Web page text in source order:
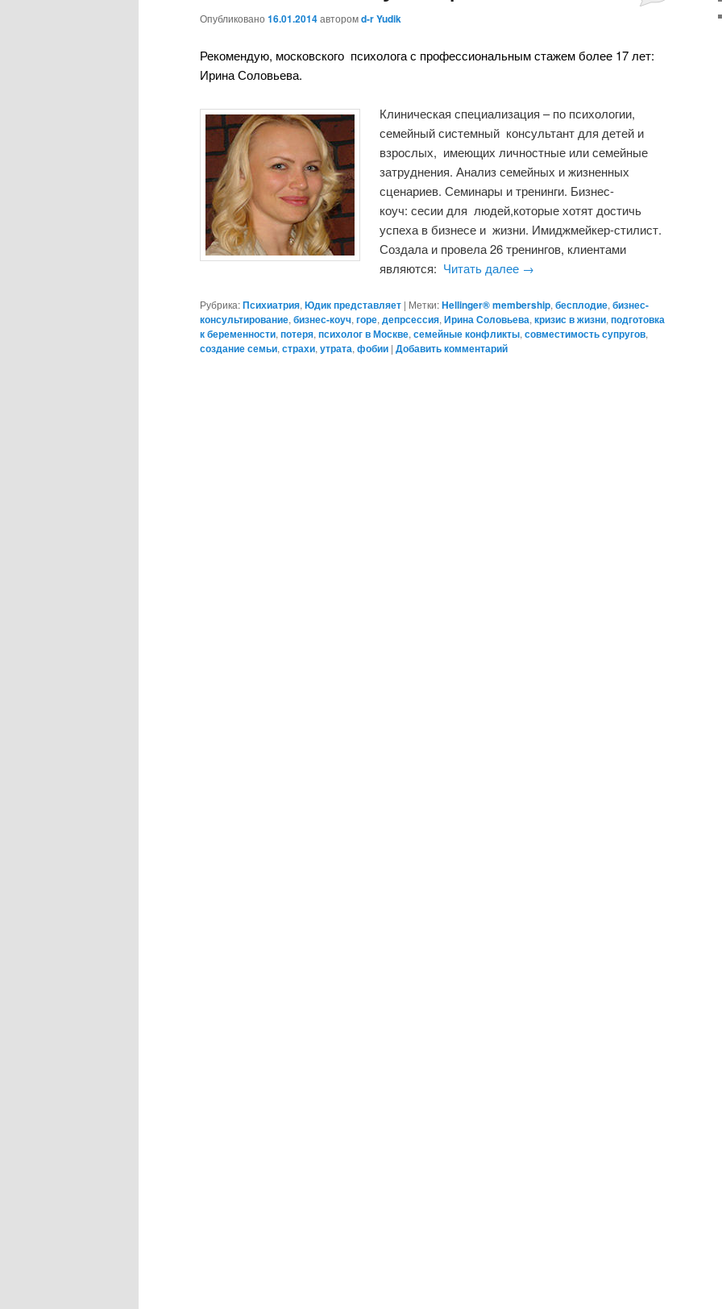
Опубликовано 16.01.2014авторомd-r Yudik
Рекомендую, московского психолога с профессиональным стажем более 17 лет:
Ирина Соловьева.
Клиническая специализация – по психологии,
семейный системный консультант для детей и
взрослых, имеющих личностные или семейные
затруднения. Анализ семейных и жизненных
сценариев. Семинары и тренинги. Бизнес-
коуч: сесии для людей,которые хотят достичь
успеха в бизнесе и жизни. Имиджмейкер-стилист.
Создала и провела 26 тренингов, клиентами
являются: Читать далее →
Рубрика:Психиатрия, Юдик представляет | Метки:Hellinger® membership, бесплодие, бизнес-
консультирование, бизнес-коуч, горе, депрсессия, Ирина Соловьева, кризис в жизни, подготовка
к беременности, потеря, психолог в Москве, семейные конфликты, совместимость супругов,
создание семьи, страхи, утрата, фобии | Добавить комментарий